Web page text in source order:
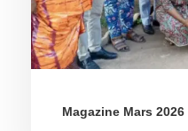
Magazine Mars 2026